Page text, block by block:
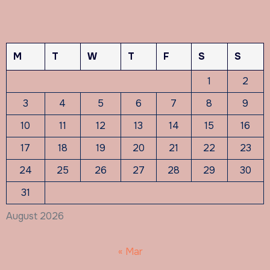
August 2026
M T W T F S
S
1
2
3
4 5 6 7 8
9
10
11 12 13 14 15
16
17
18 19 20 21 22
23
24
25 26 27 28 29
30
31
« Mar